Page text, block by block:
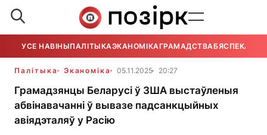
УСЕ НАВІНЫПАЛІТЫКАЭКАНОМІКАГРАМАДСТВАБЯСПЕКА
Палітыка Эканоміка 05.11.2025 20:27
Грамадзянцы Беларусі ў ЗША выстаўленыя
абвінавачанні ў вывазе падсанкцыйных
авіядэталяў у Расію